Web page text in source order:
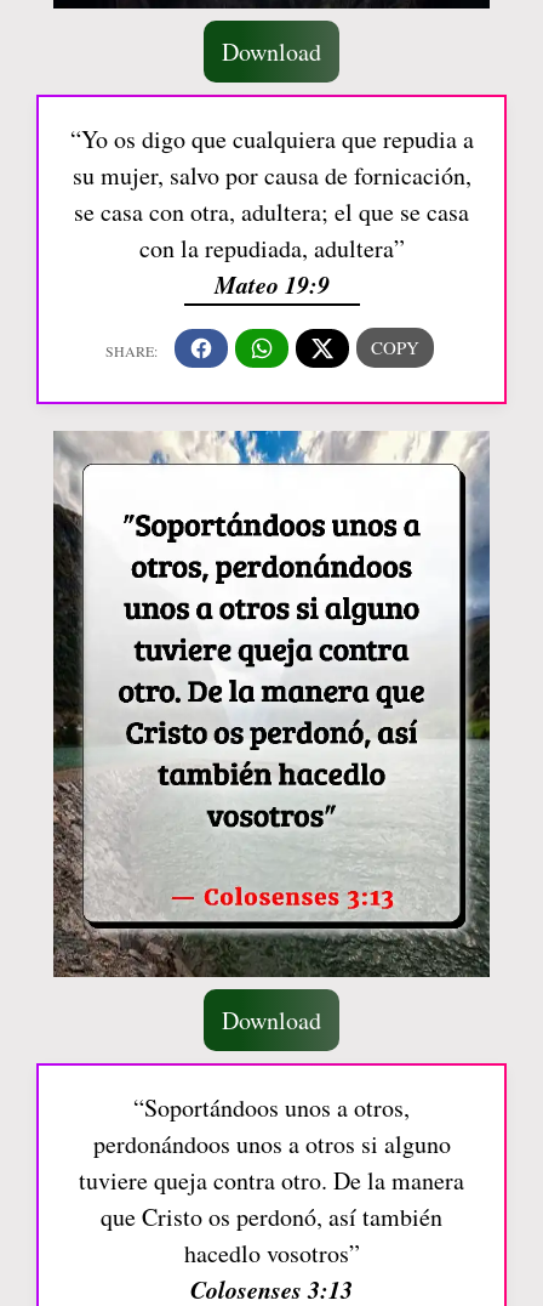
Download
“Yo os digo que cualquiera que repudia a
su mujer, salvo por causa de fornicación,
se casa con otra, adultera; el que se casa
con la repudiada, adultera”
Mateo 19:9
Download
“Soportándoos unos a otros,
perdonándoos unos a otros si alguno
tuviere queja contra otro. De la manera
que Cristo os perdonó, así también
hacedlo vosotros”
Colosenses 3:13